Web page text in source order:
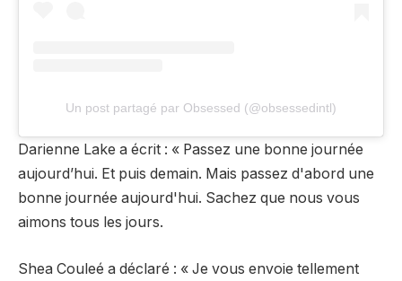
Un post partagé par Obsessed (@obsessedintl)
Darienne Lake a écrit : « Passez une bonne journée
aujourd’hui. Et puis demain. Mais passez d'abord une
bonne journée aujourd'hui. Sachez que nous vous
aimons tous les jours.
Shea Couleé a déclaré : « Je vous envoie tellement